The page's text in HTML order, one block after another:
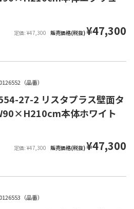
定価: ¥47,300 販売価格(税抜)¥47,300
（品番）
27-2 リスタプラス壁面タ
本体ホワイト
定価: ¥47,300 販売価格(税抜)¥47,300
（品番）